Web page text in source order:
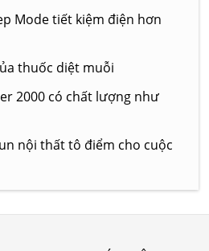
Mode tiết kiệm điện hơn
thuốc diệt muỗi
2000 có chất lượng như
nội thất tô điểm cho cuộc